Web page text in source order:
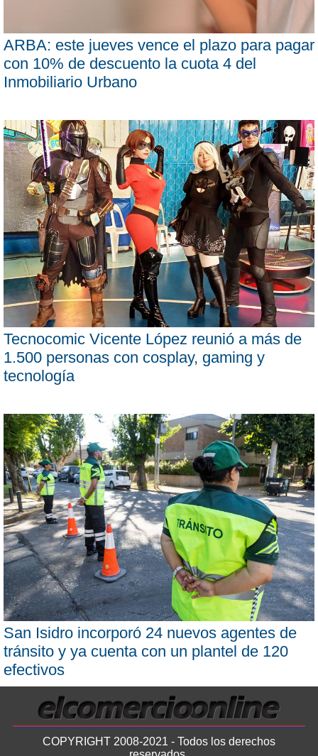
ARBA: este jueves vence el plazo para pagar
con 10% de descuento la cuota 4 del
Inmobiliario Urbano
Tecnocomic Vicente López reunió a más de
1.500 personas con cosplay, gaming y
tecnología
San Isidro incorporó 24 nuevos agentes de
tránsito y ya cuenta con un plantel de 120
efectivos
COPYRIGHT 2008-2021 - Todos los derechos